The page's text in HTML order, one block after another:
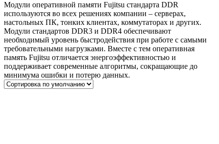
Модули оперативной памяти Fujitsu стандарта DDR
используются во всех решениях компании – серверах,
настольных ПК, тонких клиентах, коммутаторах и других.
Модули стандартов DDR3 и DDR4 обеспечивают
необходимый уровень быстродействия при работе с самыми
требовательными нагрузками. Вместе с тем оперативная
память Fujitsu отличается энергоэффективностью и
поддерживает современные алгоритмы, сокращающие до
минимума ошибки и потерю данных.